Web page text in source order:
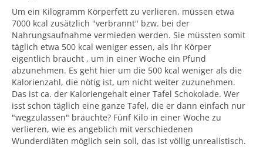
Um ein Kilogramm Körperfett zu verlieren, müssen etwa
7000 kcal zusätzlich "verbrannt" bzw. bei der
Nahrungsaufnahme vermieden werden. Sie müssten somit
täglich etwa 500 kcal weniger essen, als Ihr Körper
eigentlich braucht , um in einer Woche ein Pfund
abzunehmen. Es geht hier um die 500 kcal weniger als die
Kalorienzahl, die nötig ist, um nicht weiter zuzunehmen.
Das ist ca. der Kaloriengehalt einer Tafel Schokolade. Wer
isst schon täglich eine ganze Tafel, die er dann einfach nur
"wegzulassen" bräuchte? Fünf Kilo in einer Woche zu
verlieren, wie es angeblich mit verschiedenen
Wunderdiäten möglich sein soll, das ist völlig unrealistisch.